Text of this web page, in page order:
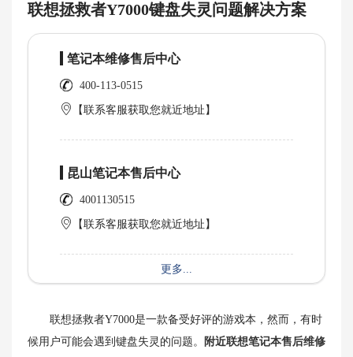
联想拯救者Y7000键盘失灵问题解决方案
笔记本维修售后中心
400-113-0515
【联系客服获取您就近地址】
昆山笔记本售后中心
4001130515
【联系客服获取您就近地址】
更多...
联想拯救者Y7000是一款备受好评的游戏本，然而，有时
候用户可能会遇到键盘失灵的问题。
附近联想笔记本售后维修